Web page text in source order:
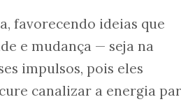
favorecendo ideias que
e mudança — seja na
impulsos, pois eles
canalizar a energia